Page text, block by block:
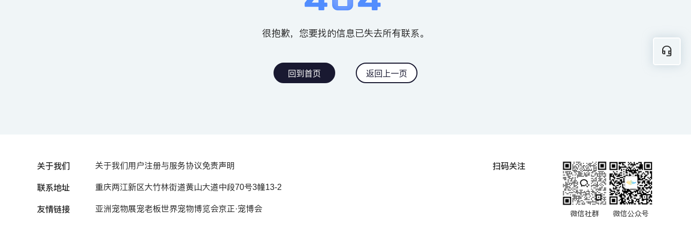
很抱歉，您要找的信息已失去所有联系。
回到首页 返回上一页
关于我们 关于我们用户注册与服务协议免责声明
联系地址 重庆两江新区大竹林街道黄山大道中段70号3幢13-2
友情链接 亚洲宠物展宠老板世界宠物博览会京正·宠博会
扫码关注
微信社群 微信公众号